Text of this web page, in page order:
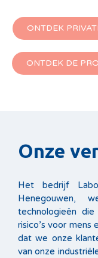
ONTDEK
ONTDEK DE
Onze
Het bedrijf
Henegouwen,
technologieën
risico’s voor mens
dat we onze
van onze